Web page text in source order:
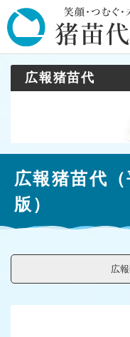
ー
ジ
の
メニ
広報猪苗代
広報猪苗代
版）
広